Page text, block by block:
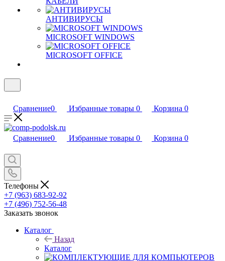
АНТИВИРУСЫ
MICROSOFT WINDOWS
MICROSOFT OFFICE
Сравнение0 Избранные товары 0 Корзина 0
Сравнение0 Избранные товары 0 Корзина 0
Телефоны
+7 (963) 683-92-92
+7 (496) 752-56-48
Заказать звонок
Каталог
Назад
Каталог